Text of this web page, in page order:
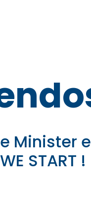
Minister
START !